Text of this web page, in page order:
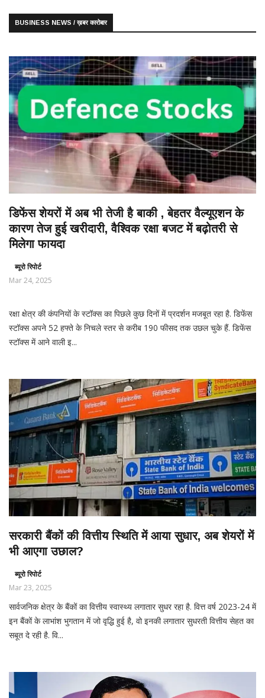
BUSINESS NEWS / ख़बर कारोबार
डिफेंस शेयरों में अब भी तेजी है बाकी , बेहतर वैल्यूएशन के
कारण तेज हुई खरीदारी, वैश्विक रक्षा बजट में बढ़ोतरी से
मिलेगा फायदा
ब्यूरो रिपोर्ट
Mar 24, 2025
रक्षा क्षेत्र की कंपनियों के स्टॉक्स का पिछले कुछ दिनों में प्रदर्शन मजबूत रहा है. डिफेंस
स्टॉक्स अपने 52 हफ्ते के निचले स्तर से करीब 190 फीसद तक उछल चुके हैं. डिफेंस
स्टॉक्स में आने वाली इ...
सरकारी बैंकों की वित्तीय स्थिति में आया सुधार, अब शेयरों में
भी आएगा उछाल?
ब्यूरो रिपोर्ट
Mar 23, 2025
सार्वजनिक क्षेत्र के बैंकों का वित्तीय स्वास्थ्य लगातार सुधर रहा है. वित्त वर्ष 2023-24 में
इन बैंकों के लाभांश भुगतान में जो वृद्धि हुई है, वो इनकी लगातार सुधरती वित्तीय सेहत का
सबूत दे रही है. वि...